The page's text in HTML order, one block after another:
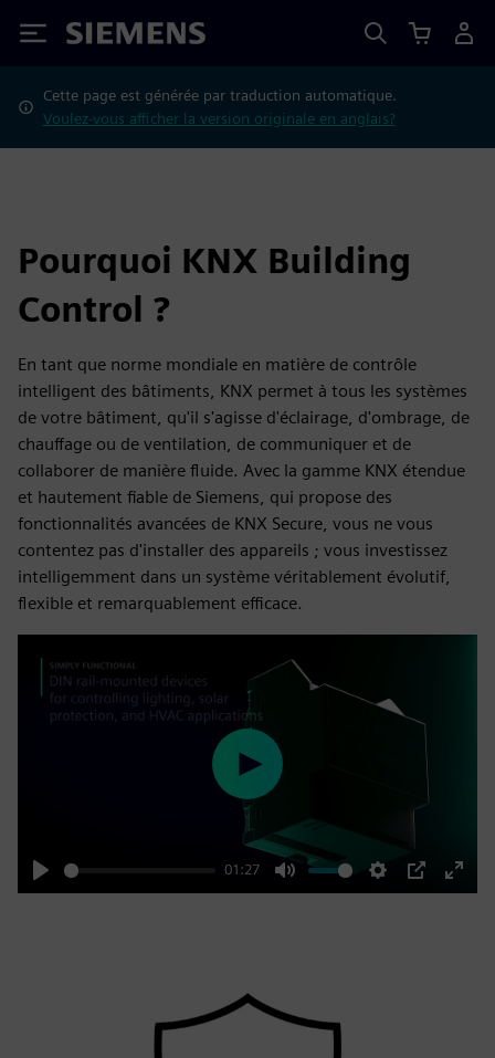
Siemens
Cette page est générée par traduction automatique.
Voulez-vous afficher la version originale en anglais?
Pourquoi KNX Building
Control ?
En tant que norme mondiale en matière de contrôle
intelligent des bâtiments, KNX permet à tous les systèmes
de votre bâtiment, qu'il s'agisse d'éclairage, d'ombrage, de
chauffage ou de ventilation, de communiquer et de
collaborer de manière fluide. Avec la gamme KNX étendue
et hautement fiable de Siemens, qui propose des
fonctionnalités avancées de KNX Secure, vous ne vous
contentez pas d'installer des appareils ; vous investissez
intelligemment dans un système véritablement évolutif,
flexible et remarquablement efficace.
Play
01:27
Mute Settings
PIP
Enter
Play